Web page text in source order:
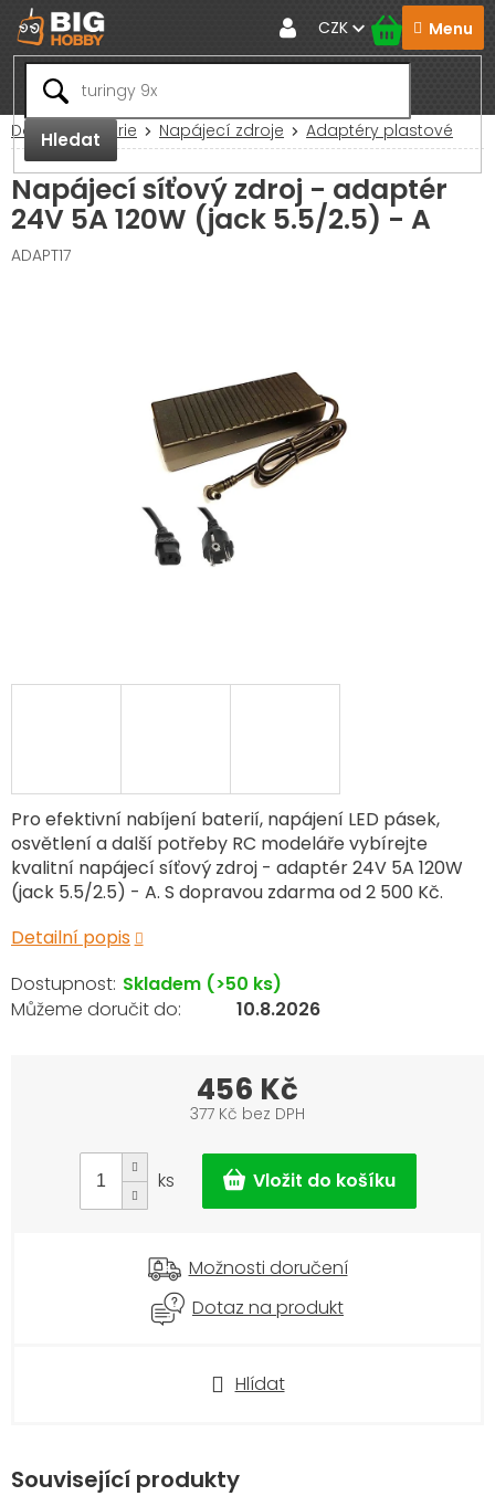
Přejít
na
obsah
Hledat
CZK
Domů Baterie Napájecí zdroje Adaptéry plastové
Napájecí síťový zdroj - adaptér
24V 5A 120W (jack 5.5/2.5) - A
ADAPT17
Pro efektivní nabíjení baterií, napájení LED pásek,
osvětlení a další potřeby RC modeláře vybírejte
kvalitní napájecí síťový zdroj - adaptér 24V 5A 120W
(jack 5.5/2.5) - A. S dopravou zdarma od 2 500 Kč.
Detailní popis
Hlídat
Skladem (>50 ks)
10.8.2026
456 Kč
377 Kč bez DPH
cena:
ks
Možnosti doručení
Dotaz na produkt
Související produkty